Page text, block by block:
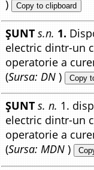
) Copy to clipboard
ȘUNT s.n. 1.
electric dintr-un
operatorie a
(Sursa: DN ) Copy
ȘUNT s. n. 1.
electric dintr-un
operatorie a
(Sursa: MDN )